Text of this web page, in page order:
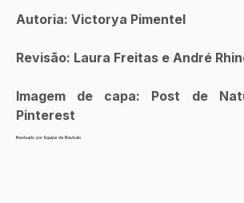
Autoria: Victorya Pimentel
Revisão: Laura Freitas e André
Imagem de capa: Post de
Pinterest
Revisado por Equipe de Revisão